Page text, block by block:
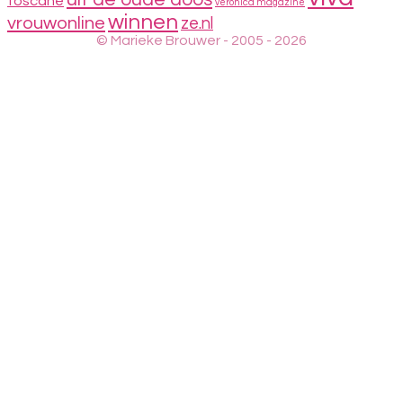
veronica magazine
vrouwonlinewinnen ze.nl
© Marieke Brouwer - 2005 - 2026